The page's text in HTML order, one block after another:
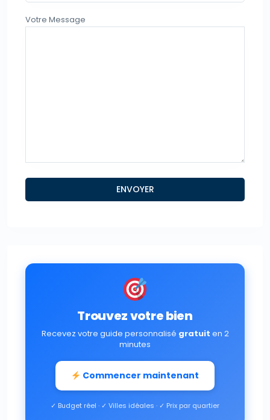
Votre Message
Trouvez votre bien
Recevez votre guide personnalisé gratuit en 2
minutes
Commencer maintenant
✓ Budget réel · ✓ Villes idéales · ✓ Prix par quartier